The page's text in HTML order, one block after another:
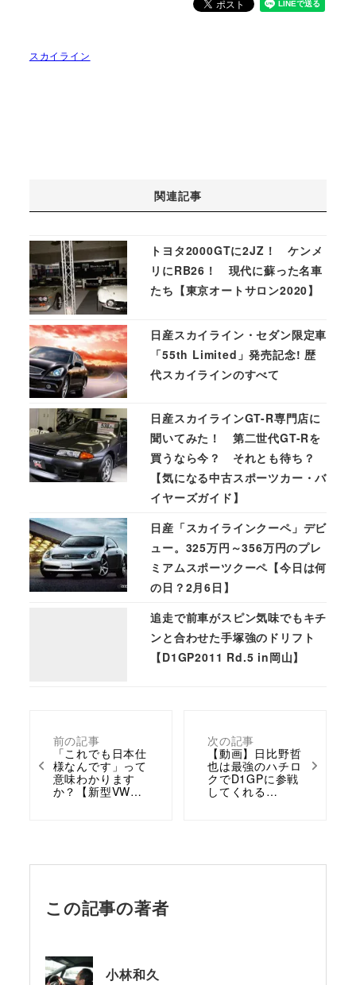
スカイライン
前の記事
「これでも日本仕
様なんです」って
意味わかります
か？【新型VW…
次の記事
【動画】日比野哲
也は最強のハチロ
クでD1GPに参戦
してくれる…
関連記事
トヨタ2000GTに2JZ！ ケンメ
リにRB26！ 現代に蘇った名車
たち【東京オートサロン2020】
日産スカイライン・セダン限定車
「55th Limited」発売記念! 歴
代スカイラインのすべて
日産スカイラインGT-R専門店に
聞いてみた！ 第二世代GT-Rを
買うなら今？ それとも待ち？
【気になる中古スポーツカー・バ
イヤーズガイド】
日産「スカイラインクーペ」デビ
ュー。325万円～356万円のプレ
ミアムスポーツクーペ【今日は何
の日？2月6日】
追走で前車がスピン気味でもキチ
ンと合わせた手塚強のドリフト
【D1GP2011 Rd.5 in岡山】
この記事の著者
小林和久